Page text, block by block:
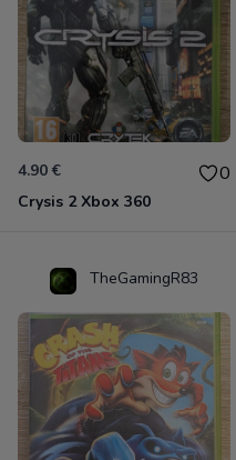
4.90 € 0
Crysis 2 Xbox 360
TheGamingR83